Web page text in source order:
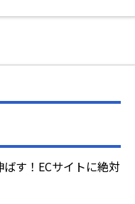
す！ECサイトに絶対